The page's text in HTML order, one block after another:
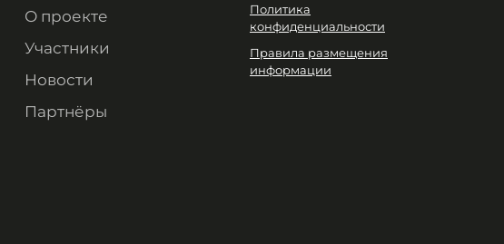
О проекте
Участники
Новости
Партнёры
Политика
конфиденциальности
Правила размещения
информации